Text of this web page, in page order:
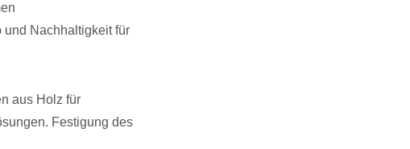
und Nachhaltigkeit für
aus Holz für
Festigung des